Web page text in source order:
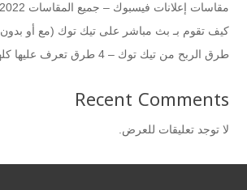
مقاسات إعلانات فيسبوك – جميع المقاسات 2022
كيف تقوم بـ بث مباشر على تيك توك (مع أو بدون 1000 متابع)
طرق الربح من تيك توك – 4 طرق تعرف عليها كلها
Recent Comments
لا توجد تعليقات للعرض.